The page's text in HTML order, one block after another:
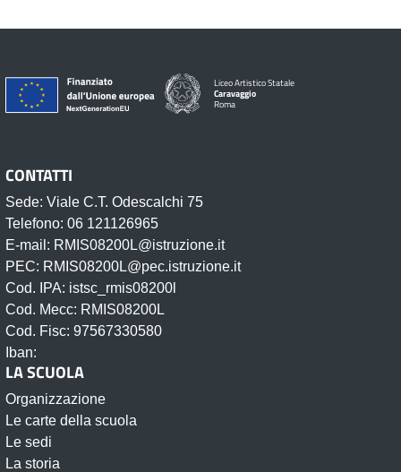
Liceo Artistico Statale
Caravaggio
Roma
CONTATTI
Sede: Viale C.T. Odescalchi 75
Telefono: 06 121126965
E-mail: RMIS08200L@istruzione.it
PEC: RMIS08200L@pec.istruzione.it
Cod. IPA: istsc_rmis08200l
Cod. Mecc: RMIS08200L
Cod. Fisc: 97567330580
Iban:
LA SCUOLA
Organizzazione
Le carte della scuola
Le sedi
La storia